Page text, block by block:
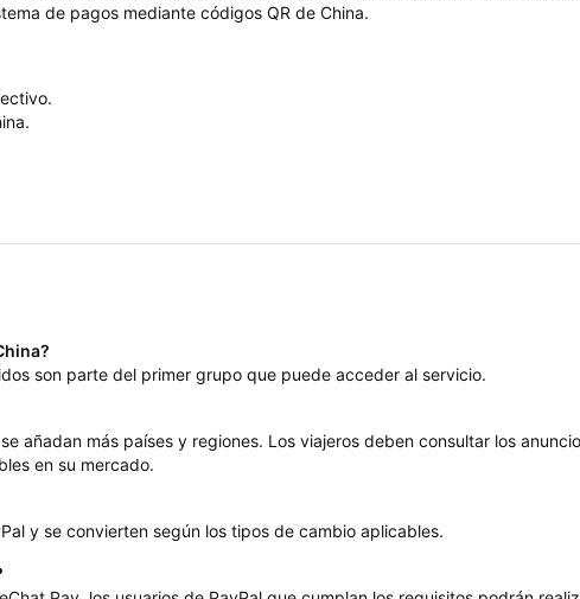
de pagos mediante códigos QR de China.
son parte del primer grupo que puede acceder al servicio.
añadan más países y regiones. Los viajeros deben consultar los
en su mercado.
y se convierten según los tipos de cambio aplicables.